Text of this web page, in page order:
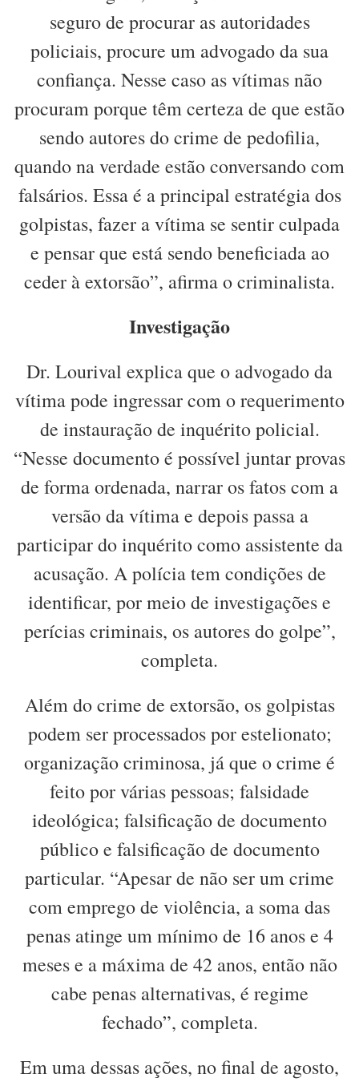
seguro de procurar as autoridades
policiais, procure um advogado da sua
confiança. Nesse caso as vítimas não
procuram porque têm certeza de que estão
sendo autores do crime de pedofilia,
quando na verdade estão conversando com
falsários. Essa é a principal estratégia dos
golpistas, fazer a vítima se sentir culpada
e pensar que está sendo beneficiada ao
ceder à extorsão”, afirma o criminalista.
Investigação
Dr. Lourival explica que o advogado da
vítima pode ingressar com o requerimento
de instauração de inquérito policial.
“Nesse documento é possível juntar provas
de forma ordenada, narrar os fatos com a
versão da vítima e depois passa a
participar do inquérito como assistente da
acusação. A polícia tem condições de
identificar, por meio de investigações e
perícias criminais, os autores do golpe”,
completa.
Além do crime de extorsão, os golpistas
podem ser processados por estelionato;
organização criminosa, já que o crime é
feito por várias pessoas; falsidade
ideológica; falsificação de documento
público e falsificação de documento
particular. “Apesar de não ser um crime
com emprego de violência, a soma das
penas atinge um mínimo de 16 anos e 4
meses e a máxima de 42 anos, então não
cabe penas alternativas, é regime
fechado”, completa.
Em uma dessas ações, no final de agosto,